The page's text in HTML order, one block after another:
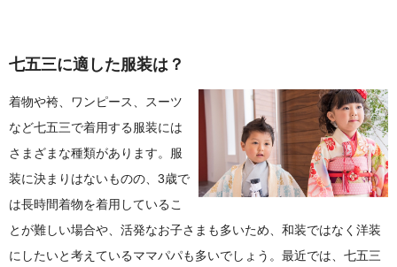
七五三に適した服装は？
着物や袴、ワンピース、スーツ
など七五三で着用する服装には
さまざまな種類があります。服
装に決まりはないものの、3歳で
は長時間着物を着用しているこ
とが難しい場合や、活発なお子さまも多いため、和装ではなく洋装
にしたいと考えているママパパも多いでしょう。最近では、七五三